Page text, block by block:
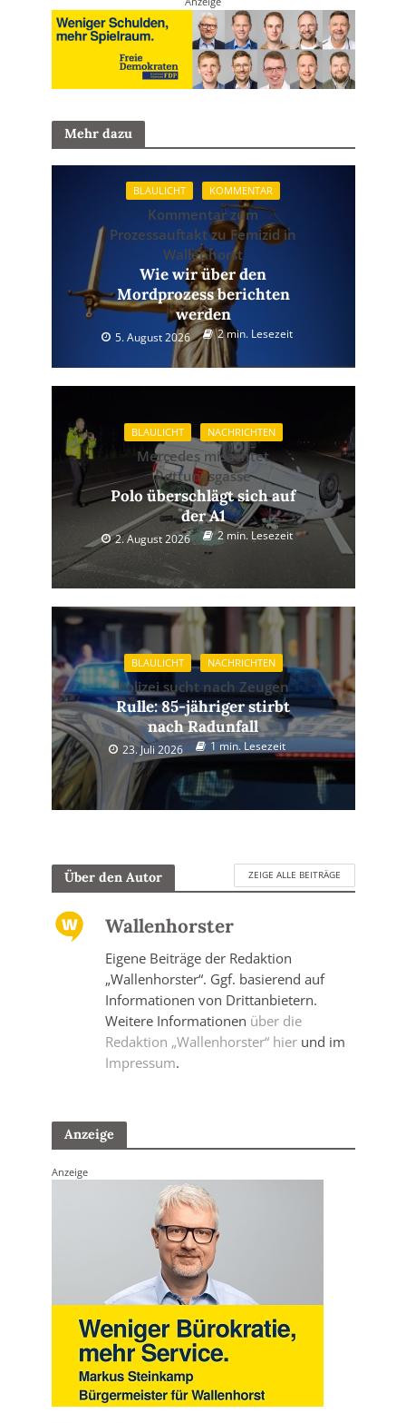
Mehr dazu
BLAULICHT KOMMENTAR
Kommentar zum
Prozessauftakt zu Femizid in
Wallenhorst
Wie wir über den
Mordprozess berichten
werden
5. August 2026 2 min. Lesezeit
BLAULICHT NACHRICHTEN
Mercedes misachtet
Rettungsgasse
Polo überschlägt sich auf
der A1
2. August 2026 2 min. Lesezeit
BLAULICHT NACHRICHTEN
Polizei sucht nach Zeugen
Rulle: 85-jähriger stirbt
nach Radunfall
23. Juli 2026 1 min. Lesezeit
Über den Autor ZEIGE ALLE BEITRÄGE
Wallenhorster
Eigene Beiträge der Redaktion
„Wallenhorster“. Ggf. basierend auf
Informationen von Drittanbietern.
Weitere Informationen über die
Redaktion „Wallenhorster“ hierund im
Impressum.
Anzeige
Anzeige